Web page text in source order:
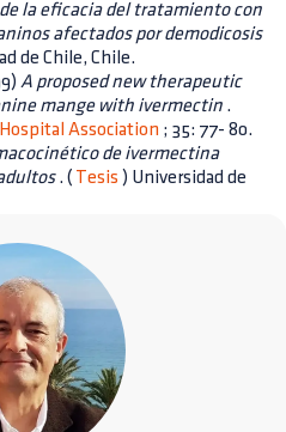
la eficacia del tratamiento con
afectados por demodicosis
de Chile, Chile.
A proposed new therapeutic
mange with ivermectin .
Association ; 35: 77- 80.
de ivermectina
. ( Tesis ) Universidad de